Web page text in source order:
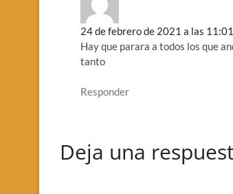
24 de febrero de 2021 a las 11:01
Hay que parara a todos los que
tanto
Responder
Deja una